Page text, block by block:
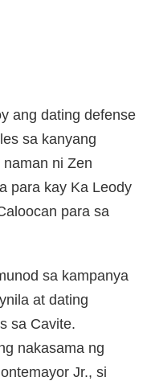
ang dating defense
sa kanyang
ni Zen
para kay Ka Leody
para sa
sa kampanya
at dating
sa Cavite.
nakasama ng
Jr., si